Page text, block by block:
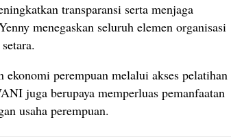
transparansi serta menjaga
menegaskan seluruh elemen organisasi
ekonomi perempuan melalui akses pelatihan
juga berupaya memperluas pemanfaatan
usaha perempuan.